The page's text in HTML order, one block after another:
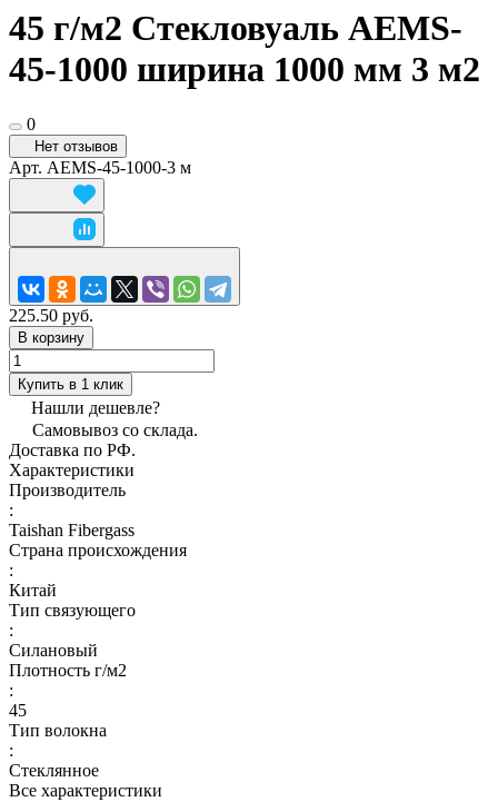
45 г/м2 Стекловуаль AEMS-
45-1000 ширина 1000 мм 3 м2
0
Нет отзывов
Арт. AEMS-45-1000-3 м
225.50 руб.
В корзину
Купить в 1 клик
Нашли дешевле?
Самовывоз со склада.
Доставка по РФ.
Характеристики
Производитель
:
Taishan Fibergass
Страна происхождения
:
Китай
Тип связующего
:
Силановый
Плотность г/м2
:
45
Тип волокна
:
Стеклянное
Все характеристики